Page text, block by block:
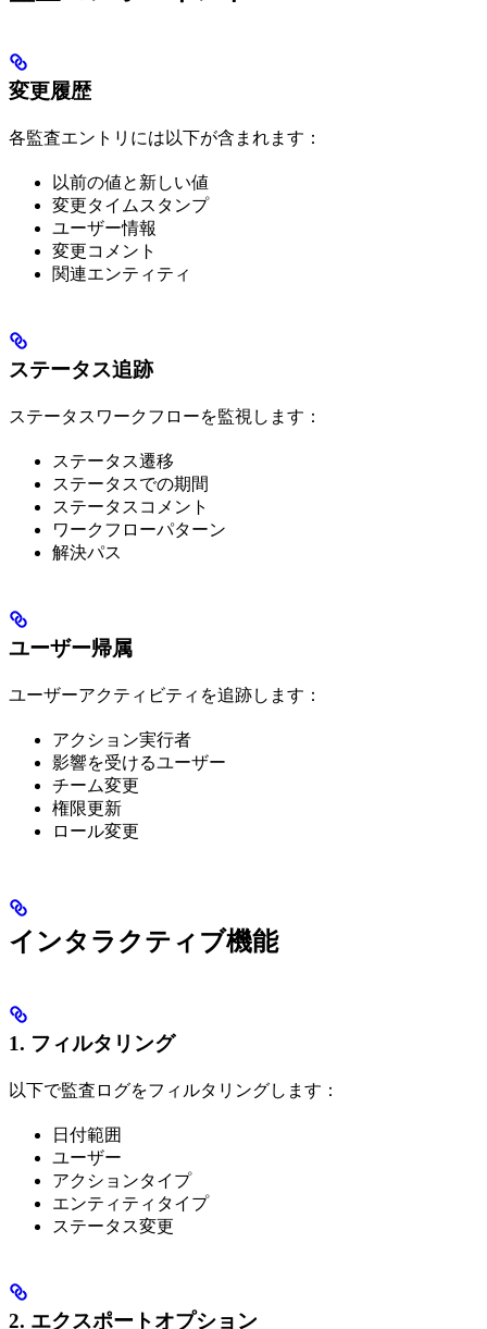
変更履歴
各監査エントリには以下が含まれます：
以前の値と新しい値
変更タイムスタンプ
ユーザー情報
変更コメント
関連エンティティ
ステータス追跡
ステータスワークフローを監視します：
ステータス遷移
ステータスでの期間
ステータスコメント
ワークフローパターン
解決パス
ユーザー帰属
ユーザーアクティビティを追跡します：
アクション実行者
影響を受けるユーザー
チーム変更
権限更新
ロール変更
インタラクティブ機能
1. フィルタリング
以下で監査ログをフィルタリングします：
日付範囲
ユーザー
アクションタイプ
エンティティタイプ
ステータス変更
2. エクスポートオプション